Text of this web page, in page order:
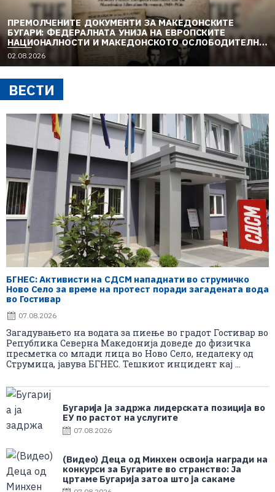
ПРЕМОЛЧЕНИТЕ ДОКУМЕНТИ ЗА МАКЕДОНСКИТЕ
БУГАРИ: ФЕДЕРАЛНАТА УНИЈА НА ЕВРОПСКИТЕ
НАЦИОНАЛНОСТИ И МАКЕДОНСКОТО ОСЛОБОДИТЕЛНО
ДВИЖЕЊЕ (1949–1956) (1)
02.08.2026
ВЕСТИ
БГНЕС: Aктивисти на СДСМ нападнати во струмичко
Ново Село за време на протест поради загадената вода
во Гостивар
07.08.2026
Загадувањето на водата за пиење во градот Гостивар во
Република Северна Македонија доведе до физичка
пресметка со млади лица во Ново Село, недалеку од
Струмица, јавува БГНЕС. Тешкиот инцидент кај ...
Бугарија ја задржа лидерската позиција во
ЕУ по растот на услугите
07.08.2026
(Видео) Деца од Минхен освоија награди на
конкурси за Бугарите во странство: Ја
цртаме Бугарија затоа што ја сакаме